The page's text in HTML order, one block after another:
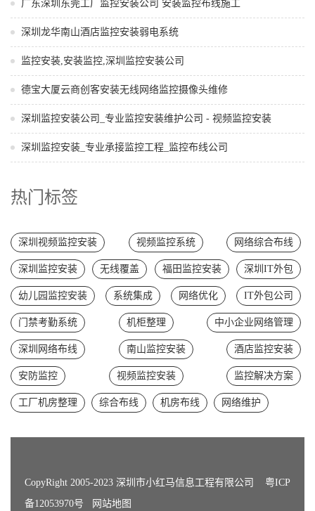
广东深圳东莞工厂监控安装公司 安装监控布线施工
深圳龙华南山酒店监控安装弱电系统
监控安装,安装监控,深圳监控安装公司
德宝大厦云商创客安装无线网络监控摄像头维修
深圳监控安装公司_专业监控安装维护公司 - 视频监控安装
深圳监控安装_专业承接监控工程_监控布线公司
热门标签
深圳视频监控安装 视频监控系统 网络综合布线
深圳监控安装 无线覆盖 福田监控安装 深圳IT外包
幼儿园监控安装 系统集成 网络优化 IT外包公司
门禁考勤系统 机柜整理 中小企业网络管理
深圳网络布线 南山监控安装 酒店监控安装
安防监控 视频监控安装 监控解决方案
工厂机房整理 综合布线 机房布线 网络维护
CopyRight 2005-2023 深圳市小红马信息工程有限公司 粤ICP
备12053970号
网站地图